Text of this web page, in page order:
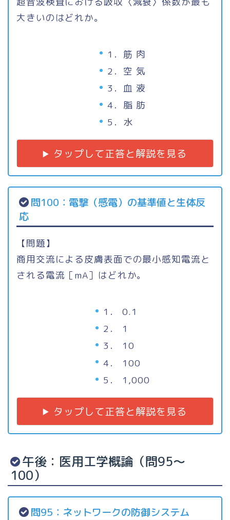
大きいのはどれか。
1．筋 肉
2．空 気
3．血 液
4．脂 肪
5．水
タップして正答と解説を見る
問100：電撃（感電）の基準値と生体反
応
【問題】
商用交流による皮膚表面での最小感知電流と
される電流［mA］はどれか。
1． 0.1
2． 1
3． 10
4． 100
5． 1,000
タップして正答と解説を見る
午後：医用工学概論（問95〜
100）
問95：ネットワークの防御システム